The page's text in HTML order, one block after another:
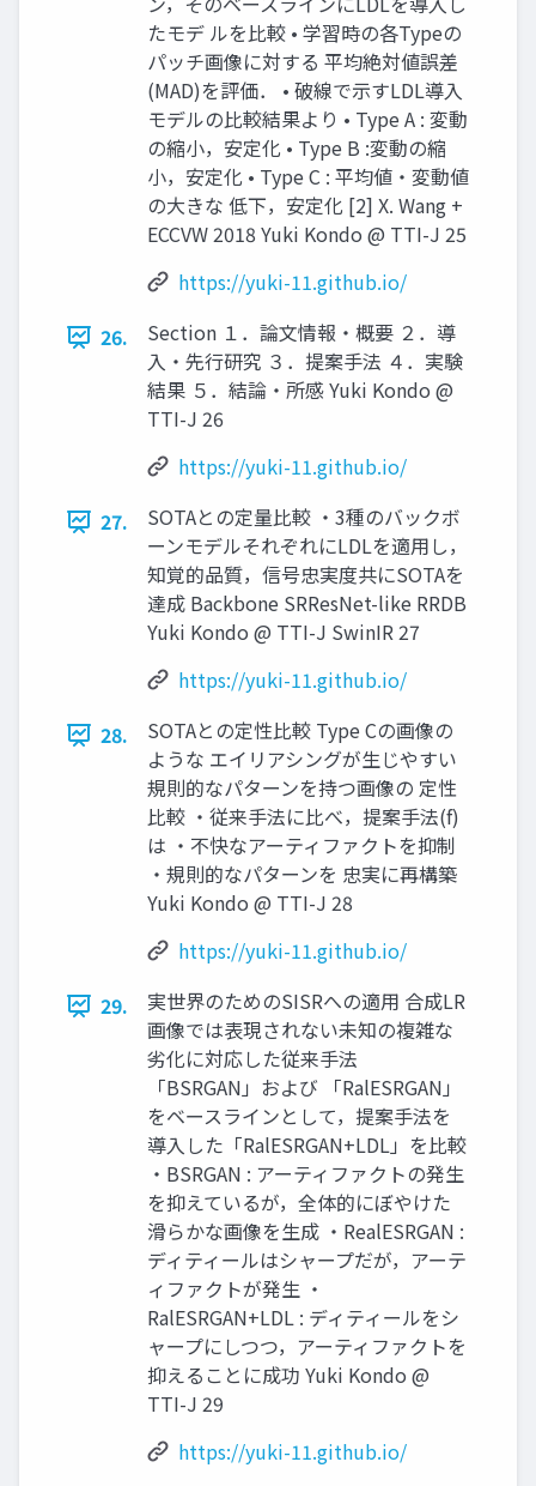
たモデ ルを比較 • 学習時の各Typeの
パッチ画像に対する 平均絶対値誤差
(MAD)を評価． • 破線で示すLDL導入
モデルの比較結果より • Type A : 変動
の縮小，安定化 • Type B :変動の縮
小，安定化 • Type C : 平均値・変動値
の大きな 低下，安定化 [2] X. Wang +
ECCVW 2018 Yuki Kondo @ TTI-J 25
https://yuki-11.github.io/
26.
Section １．論文情報・概要 ２．導
入・先行研究 ３．提案手法 ４．実験
結果 ５．結論・所感 Yuki Kondo @
TTI-J 26
https://yuki-11.github.io/
27.
SOTAとの定量比較 ・3種のバックボ
ーンモデルそれぞれにLDLを適用し，
知覚的品質，信号忠実度共にSOTAを
達成 Backbone SRResNet-like RRDB
Yuki Kondo @ TTI-J SwinIR 27
https://yuki-11.github.io/
28.
SOTAとの定性比較 Type Cの画像の
ような エイリアシングが生じやすい
規則的なパターンを持つ画像の 定性
比較 ・従来手法に比べ，提案手法(f)
は ・不快なアーティファクトを抑制
・規則的なパターンを 忠実に再構築
Yuki Kondo @ TTI-J 28
https://yuki-11.github.io/
29.
実世界のためのSISRへの適用 合成LR
画像では表現されない未知の複雑な
劣化に対応した従来手法
「BSRGAN」および 「RalESRGAN」
をベースラインとして，提案手法を
導入した「RalESRGAN+LDL」を比較
・BSRGAN : アーティファクトの発生
を抑えているが，全体的にぼやけた
滑らかな画像を生成 ・RealESRGAN :
ディティールはシャープだが，アーテ
ィファクトが発生 ・
RalESRGAN+LDL : ディティールをシ
ャープにしつつ，アーティファクトを
抑えることに成功 Yuki Kondo @
TTI-J 29
https://yuki-11.github.io/